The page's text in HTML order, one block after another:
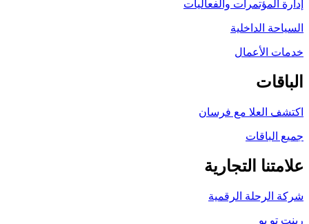
إدارة المؤتمرات والفعاليات
السياحة الداخلية
خدمات الأعمال
الباقات
اكتشف العلا مع فرسان
جميع الباقات
علامتنا التجارية
شركة الرحلة الرقمية
رينت تو يو